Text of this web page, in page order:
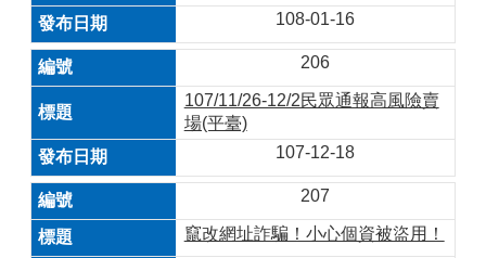
108-01-16
206
107/11/26-12/2民眾通報高風險賣
場(平臺)
107-12-18
207
竄改網址詐騙！小心個資被盜用！